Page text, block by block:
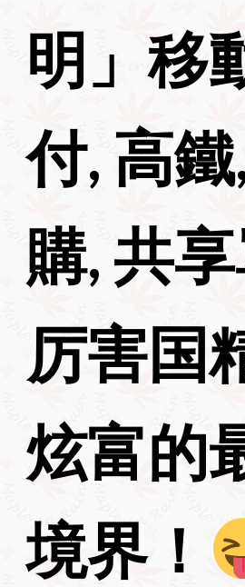
明」移
付, 高
購, 共
厉害国
炫富的
境界！